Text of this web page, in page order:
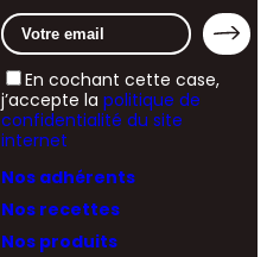
Nos adhérents
Nos recettes
Nos produits
En cochant cette case,
j’accepte la politique de
confidentialité du site
internet